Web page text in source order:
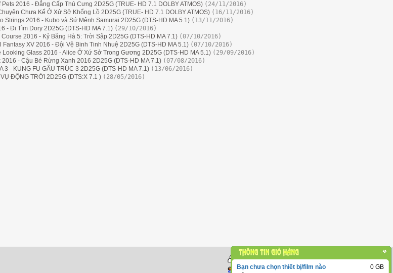
Pets 2016 - Đẳng Cấp Thú Cưng 2D25G (TRUE- HD 7.1 DOLBY ATMOS) (24/11/2016)
Chưa Kể Ở Xử Sở Khổng Lồ 2D25G (TRUE- HD 7.1 DOLBY ATMOS) (16/11/2016)
Strings 2016 - Kubo và Sứ Mệnh Samurai 2D25G (DTS-HD MA 5.1) (13/11/2016)
- Đi Tìm Dory 2D25G (DTS-HD MA 7.1) (29/10/2016)
2016 - Kỷ Băng Hà 5: Trời Sập 2D25G (DTS-HD MA 7.1) (07/10/2016)
Fantasy XV 2016 - Đội Vệ Binh Tinh Nhuệ 2D25G (DTS-HD MA 5.1) (07/10/2016)
Looking Glass 2016 - Alice Ở Xứ Sở Trong Gương 2D25G (DTS-HD MA 5.1) (29/09/2016)
2016 - Cậu Bé Rừng Xanh 2016 2D25G (DTS-HD MA 7.1) (07/08/2016)
3 - KUNG FU GẤU TRÚC 3 2D25G (DTS-HD MA 7.1) (13/06/2016)
ĐỘNG TRỜI 2D25G (DTS:X 7.1 ) (28/05/2016)
Bạn chưa chọn thiết bị/film nào 0 GB
Đang Online: 20012
Tất cả: 165,812,369